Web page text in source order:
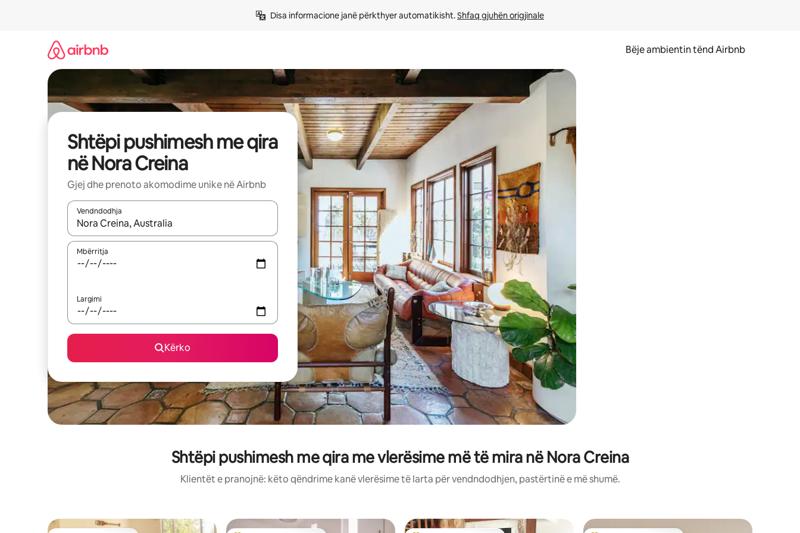
Disa informacione janë përkthyer automatikisht. Shfaq gjuhën origjinale
Bëje ambientin tënd Airbnb
Shtëpi pushimesh me qira
në Nora Creina
Gjej dhe prenoto akomodime unike në Airbnb
Vendndodhja
Kur rezultatet të jenë të disponueshme, lëviz me butonat e shigjetave lart e poshtë ose eksploro duke prekur ose duke lëvizur ekranin.
Mbërritja
Largimi
Kërko
Shtëpi pushimesh me qira me vlerësime më të mira në Nora Creina
Klientët e pranojnë: këto qëndrime kanë vlerësime të larta për vendndodhjen, pastërtinë e më shumë.